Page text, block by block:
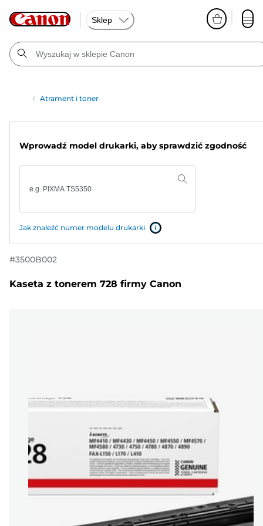
Sklep
Atrament i toner
Wprowadź model drukarki, aby sprawdzić zgodność
Jak znaleźć numer modelu drukarki
#3500B002
Kaseta z tonerem 728 firmy Canon